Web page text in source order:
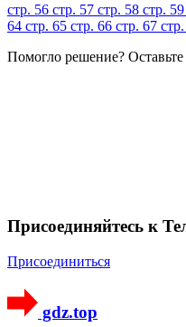
стр. 56 стр. 57 стр. 58 стр. 59
64 стр. 65 стр. 66 стр. 67
Помогло решение? Оставьте
Присоединяйтесь к
Присоединиться
gdz.top